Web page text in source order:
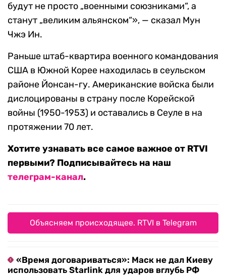
будут не просто „военными союзниками“, а
станут „великим альянском“», — сказал Мун
Чжэ Ин.
Раньше штаб-квартира военного командования
США в Южной Корее находилась в сеульском
районе Йонсан-гу. Американские войска были
дислоцированы в страну после Корейской
войны (1950-1953) и оставались в Сеуле в на
протяжении 70 лет.
Хотите узнавать все самое важное от RTVI
первыми? Подписывайтесь на наш
телеграм-канал.
Объясняем происходящее. RTVI в Telegram
«Время договариваться»: Маск не дал Киеву
использовать Starlink для ударов вглубь РФ